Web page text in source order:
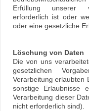
Erfüllung unserer
erforderlich ist oder
oder eine gesetzliche
Löschung von Daten
Die von uns
gesetzlichen
Verarbeitung erlaubten
sonstige Erlaubnisse
Verarbeitung dieser
nicht erforderlich sind).